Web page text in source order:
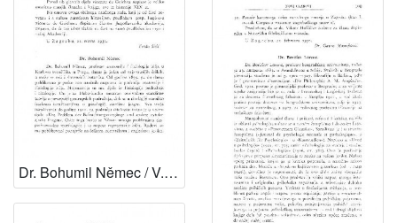
Dr. Bohumil Němec / V. Vouk